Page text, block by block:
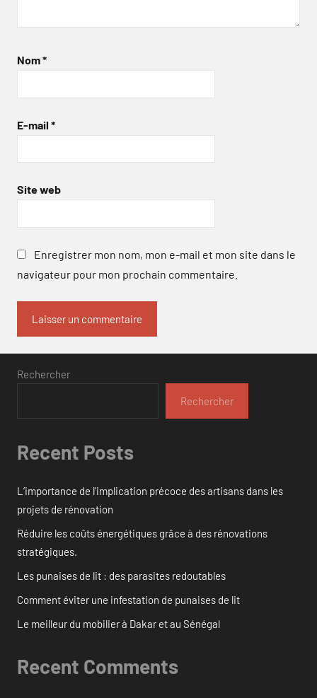
Nom*
E-mail *
Site web
Enregistrer mon nom, mon e-mail et mon site dans le
navigateur pour mon prochain commentaire.
Rechercher
Rechercher
Recent Posts
L’importance de l’implication précoce des artisans dans les
projets de rénovation
Réduire les coûts énergétiques grâce à des rénovations
stratégiques.
Les punaises de lit : des parasites redoutables
Comment éviter une infestation de punaises de lit
Le meilleur du mobilier à Dakar et au Sénégal
Recent Comments